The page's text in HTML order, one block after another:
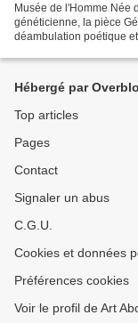
Musée de l'Homme Née
généticienne, la pièce
déambulation poétique
Hébergé par
Top articles
Pages
Contact
Signaler un abus
C.G.U.
Cookies et données
Préférences cookies
Voir le profil de Art